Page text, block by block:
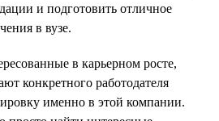
и подготовить отличное
в вузе.
в карьерном росте,
конкретного работодателя
именно в этой компании.